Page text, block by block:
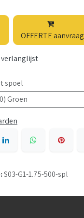
OFFERTE aanvraag
verlanglijst
spoel
Groen
S03-G1-1.75-500-spl